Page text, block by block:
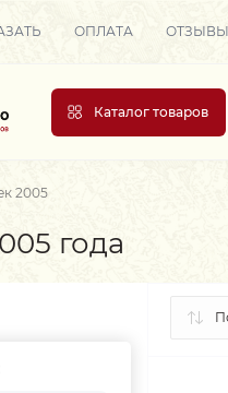
ОПЛАТА ОТЗЫВЫ
Каталог товаров
2005
года